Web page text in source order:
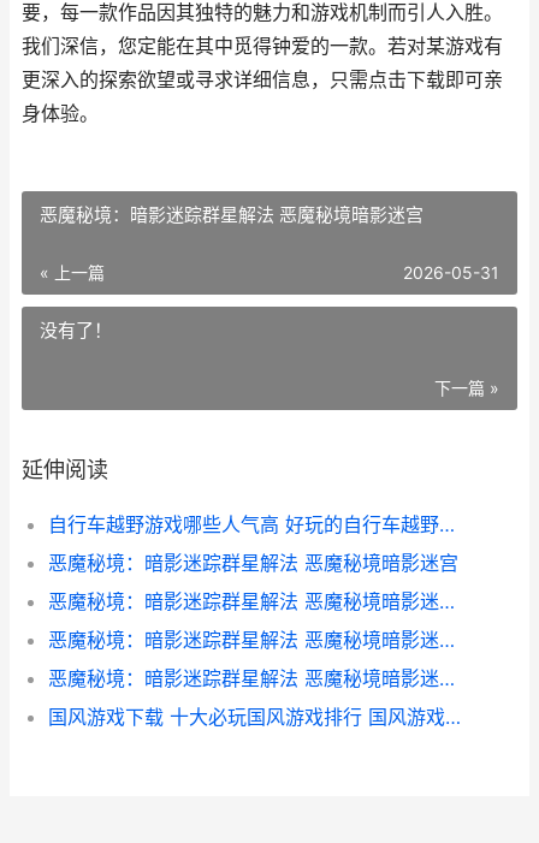
要，每一款作品因其独特的魅力和游戏机制而引人入胜。
我们深信，您定能在其中觅得钟爱的一款。若对某游戏有
更深入的探索欲望或寻求详细信息，只需点击下载即可亲
身体验。
恶魔秘境：暗影迷踪群星解法 恶魔秘境暗影迷宫
« 上一篇 2026-05-31
没有了！
下一篇 »
延伸阅读
自行车越野游戏哪些人气高 好玩的自行车越野游戏排行榜 自行车越野游戏视频
恶魔秘境：暗影迷踪群星解法 恶魔秘境暗影迷宫
恶魔秘境：暗影迷踪群星解法 恶魔秘境暗影迷阵怎么过
恶魔秘境：暗影迷踪群星解法 恶魔秘境暗影迷阵第一关
恶魔秘境：暗影迷踪群星解法 恶魔秘境暗影迷阵第三关破镜
国风游戏下载 十大必玩国风游戏排行 国风游戏下载手机版